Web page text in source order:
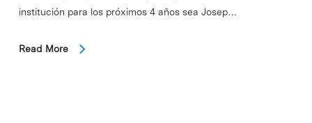
institución para los próximos 4 años sea Josep…
Read More